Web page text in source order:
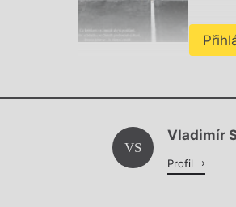
VS
Vladimír
Profil